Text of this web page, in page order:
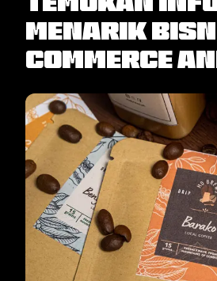
menarik
commerce